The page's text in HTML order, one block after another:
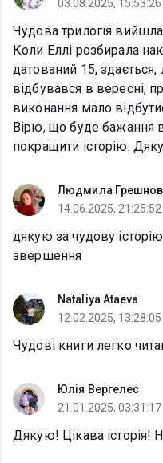
03.08.2025, 15:53:26
Чудова трилогія
Коли Еллі розбирала
датований 15, здається,
відбувався в вересні,
виконання мало
Вірю, що буде бажання
покращити історію.
Людмила
14.06.2025, 21:25:52
дякую за чудову
звершення
Nataliya Ataeva
12.02.2025, 13:28:05
Чудові книги легко
Юлія Вергелес
21.01.2025, 03:31:17
Дякую! Цікава історія!